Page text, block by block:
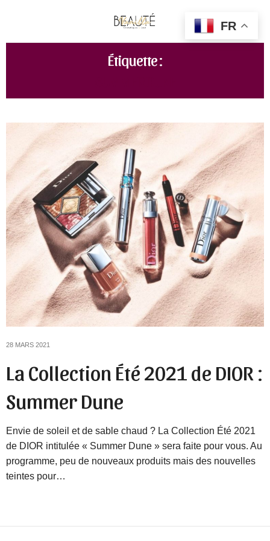
Étiquette :
28 MARS 2021
La Collection Été 2021 de DIOR :
Summer Dune
Envie de soleil et de sable chaud ? La Collection Été 2021
de DIOR intitulée « Summer Dune » sera faite pour vous. Au
programme, peu de nouveaux produits mais des nouvelles
teintes pour…
FR